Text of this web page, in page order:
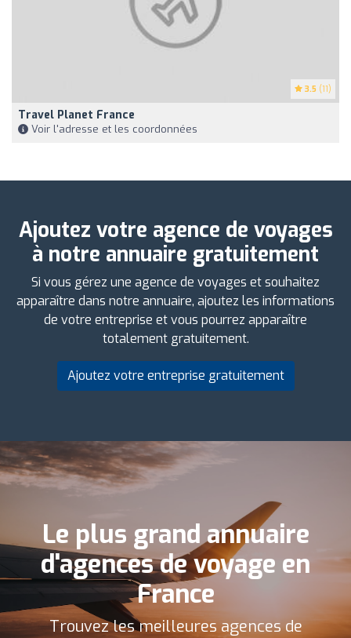
3.5 (11)
Travel Planet France
Voir l'adresse et les coordonnées
Ajoutez votre agence de voyages
à notre annuaire gratuitement
Si vous gérez une agence de voyages et souhaitez
apparaître dans notre annuaire, ajoutez les informations
de votre entreprise et vous pourrez apparaître
totalement gratuitement.
Ajoutez votre entreprise gratuitement
Le plus grand annuaire
d'agences de voyage en
France
Trouvez les meilleures agences de